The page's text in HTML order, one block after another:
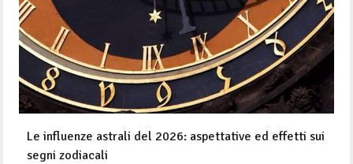
Le influenze astrali del 2026: aspettative ed effetti sui
segni zodiacali